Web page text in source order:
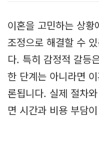
이혼을 고민하는 상
조정으로 해결할 수
다. 특히 감정적 갈등
한 단계는 아니라면
론됩니다. 실제 절차
면 시간과 비용 부담